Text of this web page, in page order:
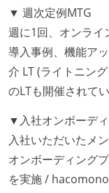
任で好きなも
企画を決定す
参加している
タスクの見積
となって行う
ながら、納期
で行う
コード品質向
▼ 週次定例MTG
週に1回、オンライ
導入事例、機能ア
介 LT (ライトニン
のLTも開催されてい
▼入社オンボーデ
入社いただいたメ
オンボーディング
を実施 /